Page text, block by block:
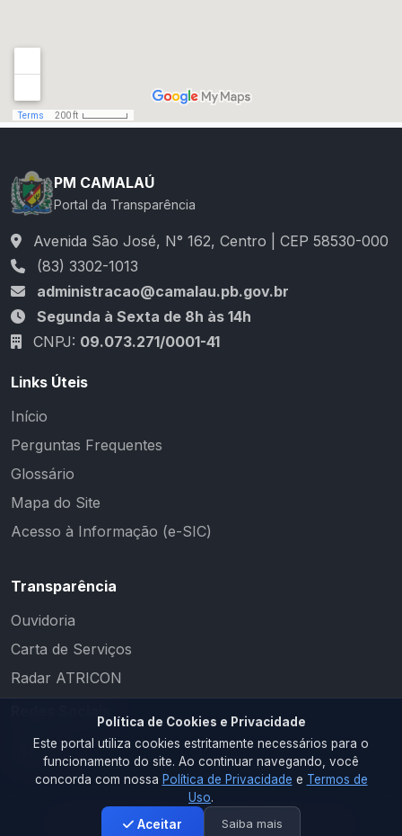
PM CAMALAÚ
Portal da Transparência
Avenida São José, N° 162, Centro | CEP 58530-000
(83) 3302-1013
administracao@camalau.pb.gov.br
Segunda à Sexta de 8h às 14h
CNPJ: 09.073.271/0001-41
Links Úteis
Início
Perguntas Frequentes
Glossário
Mapa do Site
Acesso à Informação (e-SIC)
Transparência
Ouvidoria
Carta de Serviços
Radar ATRICON
2026 © PM CAMALAÚ. Todos os direitos reservados.
Política de Cookies e Privacidade
Este portal utiliza cookies estritamente necessários para o
funcionamento do site. Ao continuar navegando, você
concorda com nossa Política de Privacidade e Termos de
Uso.
Aceitar
Saiba mais